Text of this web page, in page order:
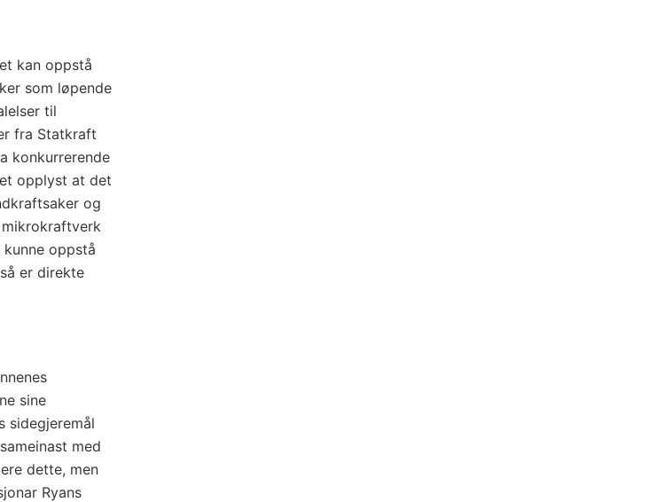
kan oppstå
som løpende
til
fra Statkraft
konkurrerende
opplyst at det
og
oppstå
er direkte
sine
sidegjeremål
med
dette, men
Ryans